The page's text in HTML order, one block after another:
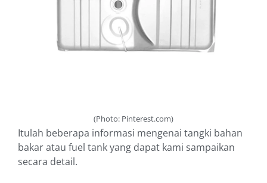
(Photo: Pinterest.com)
Itulah beberapa informasi mengenai tangki bahan
bakar atau fuel tank yang dapat kami sampaikan
secara detail.